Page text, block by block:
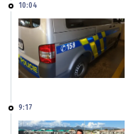
10:04
9:17